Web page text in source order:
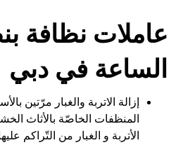
عاملات نظافة
الساعة في دبي
إزالة الاتربة والغبار مرّتين
المنظفات الخاصّة بالأثاث
الأتربة و الغبار من التّراكم